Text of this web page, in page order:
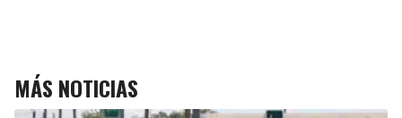
MÁS NOTICIAS